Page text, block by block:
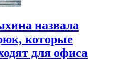
назвала
которые
для офиса